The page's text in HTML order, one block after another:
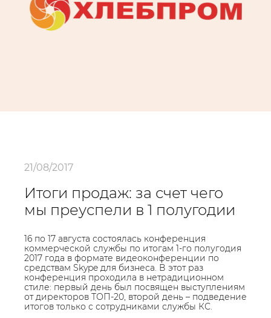
21/08/2017
Итоги продаж: за счет чего
мы преуспели в 1 полугодии
16 по 17 августа состоялась конференция
коммерческой службы по итогам 1-го полугодия
2017 года в формате видеоконференции по
средствам Skype для бизнеса. В этот раз
конференция проходила в нетрадиционном
стиле: первый день был посвящен выступлениям
от директоров ТОП-20, второй день – подведение
итогов только с сотрудниками службы КС.